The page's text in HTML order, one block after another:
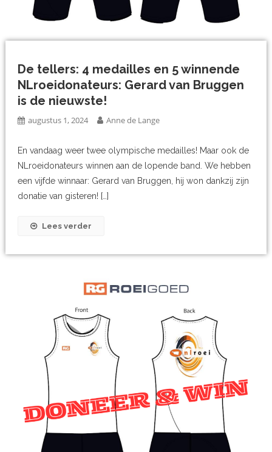
De tellers: 4 medailles en 5 winnende
NLroeidonateurs: Gerard van Bruggen
is de nieuwste!
augustus 1, 2024 Anne de Lange
En vandaag weer twee olympische medailles! Maar ook de
NLroeidonateurs winnen aan de lopende band. We hebben
een vijfde winnaar: Gerard van Bruggen, hij won dankzij zijn
donatie van gisteren! […]
Lees verder